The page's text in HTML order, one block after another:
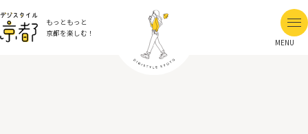
もっともっと
京都を楽しむ！
MENU